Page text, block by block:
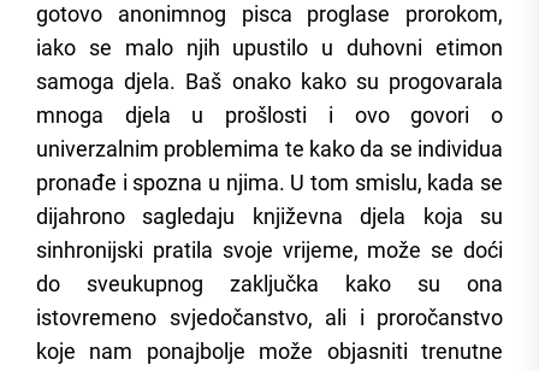
gotovo anonimnog pisca proglase prorokom,
iako se malo njih upustilo u duhovni etimon
samoga djela. Baš onako kako su progovarala
mnoga djela u prošlosti i ovo govori o
univerzalnim problemima te kako da se individua
pronađe i spozna u njima. U tom smislu, kada se
dijahrono sagledaju književna djela koja su
sinhronijski pratila svoje vrijeme, može se doći
do sveukupnog zaključka kako su ona
istovremeno svjedočanstvo, ali i proročanstvo
koje nam ponajbolje može objasniti trenutne